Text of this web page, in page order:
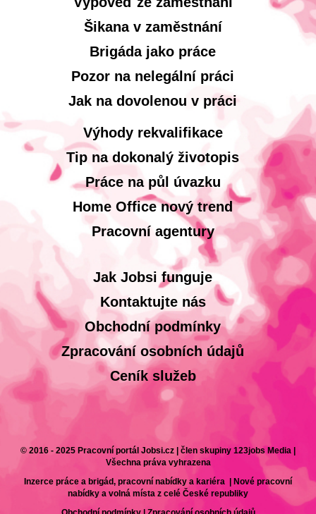
Šikana v zaměstnání
Brigáda jako práce
Pozor na nelegální práci
Jak na dovolenou v práci
Výhody rekvalifikace
Tip na dokonalý životopis
Práce na půl úvazku
Home Office nový trend
Pracovní agentury
Jak Jobsi funguje
Kontaktujte nás
Obchodní podmínky
Zpracování osobních údajů
Ceník služeb
© 2016 - 2025 Pracovní portál Jobsi.cz | člen skupiny 123jobs Media |
Všechna práva vyhrazena
Inzerce práce a brigád, pracovní nabídky a kariéra | Nové pracovní
nabídky a volná místa z celé České republiky